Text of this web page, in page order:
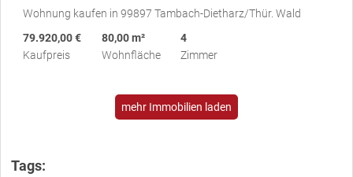
Wohnung kaufen in 99897 Tambach-Dietharz/Thür. Wald
79.920,00 €
Kaufpreis
80,00 m²
Wohnfläche
4
Zimmer
mehr Immobilien laden
Tags: